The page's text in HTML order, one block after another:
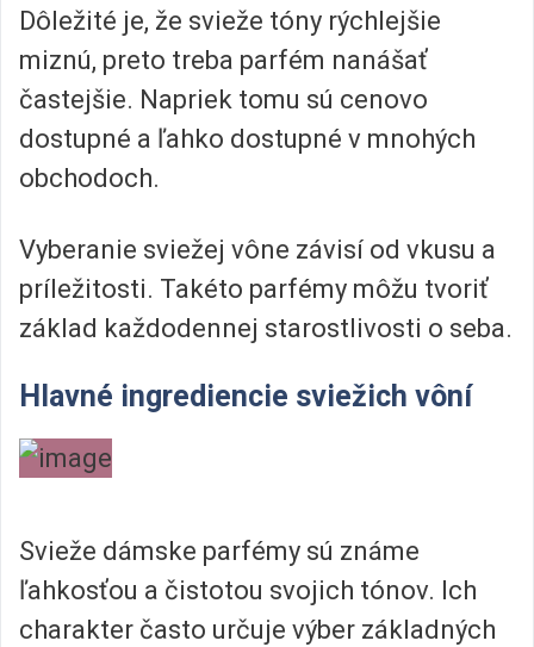
Dôležité je, že svieže tóny rýchlejšie
miznú, preto treba parfém nanášať
častejšie. Napriek tomu sú cenovo
dostupné a ľahko dostupné v mnohých
obchodoch.
Vyberanie sviežej vône závisí od vkusu a
príležitosti. Takéto parfémy môžu tvoriť
základ každodennej starostlivosti o seba.
Hlavné ingrediencie sviežich vôní
Svieže dámske parfémy sú známe
ľahkosťou a čistotou svojich tónov. Ich
charakter často určuje výber základných